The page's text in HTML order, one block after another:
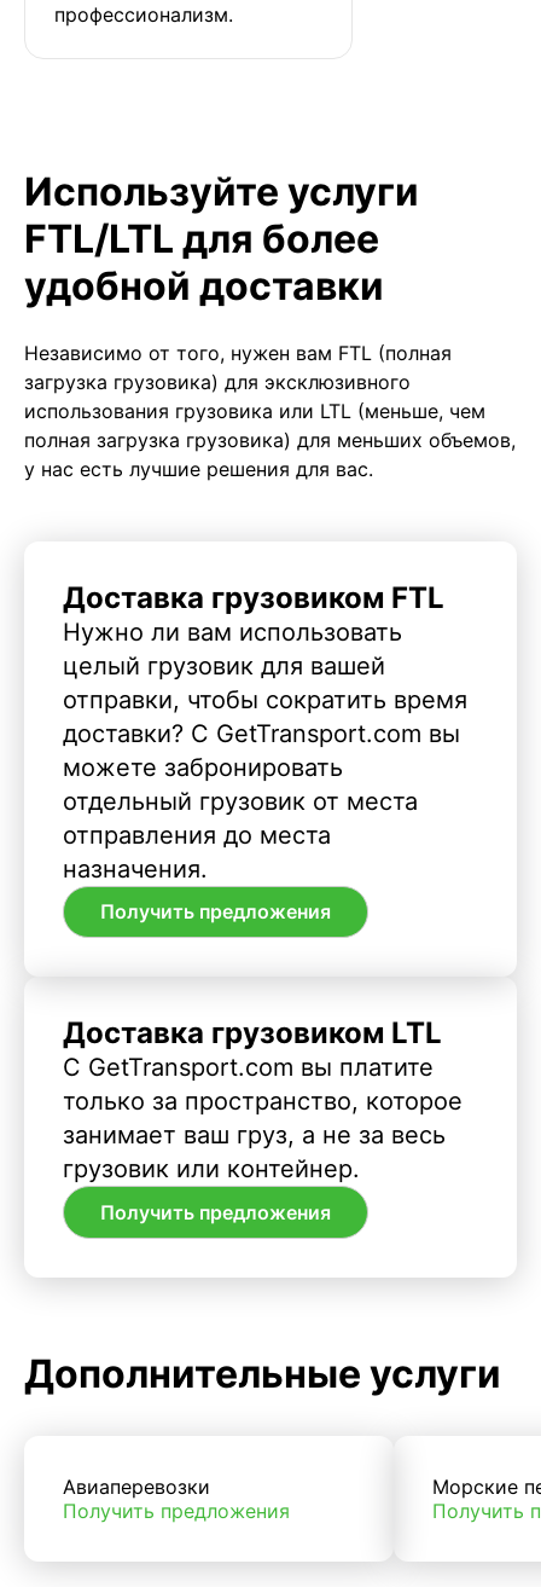
профессионализм.
Используйте услуги
FTL/LTL для более
удобной доставки
Независимо от того, нужен вам FTL (полная
загрузка грузовика) для эксклюзивного
использования грузовика или LTL (меньше, чем
полная загрузка грузовика) для меньших объемов,
у нас есть лучшие решения для вас.
Доставка грузовиком FTL
Нужно ли вам использовать
целый грузовик для вашей
отправки, чтобы сократить время
доставки? С GetTransport.com вы
можете забронировать
отдельный грузовик от места
отправления до места
назначения.
Получить предложения
Доставка грузовиком LTL
С GetTransport.com вы платите
только за пространство, которое
занимает ваш груз, а не за весь
грузовик или контейнер.
Получить предложения
Дополнительные услуги
Авиаперевозки
Получить предложения
Морские
Получить